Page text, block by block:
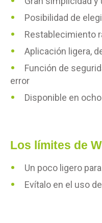
Posibilidad de
Restablecimiento
Aplicación ligera,
Función de
error
Disponible en
Los límites de
Un poco ligero
Evítalo en el uso